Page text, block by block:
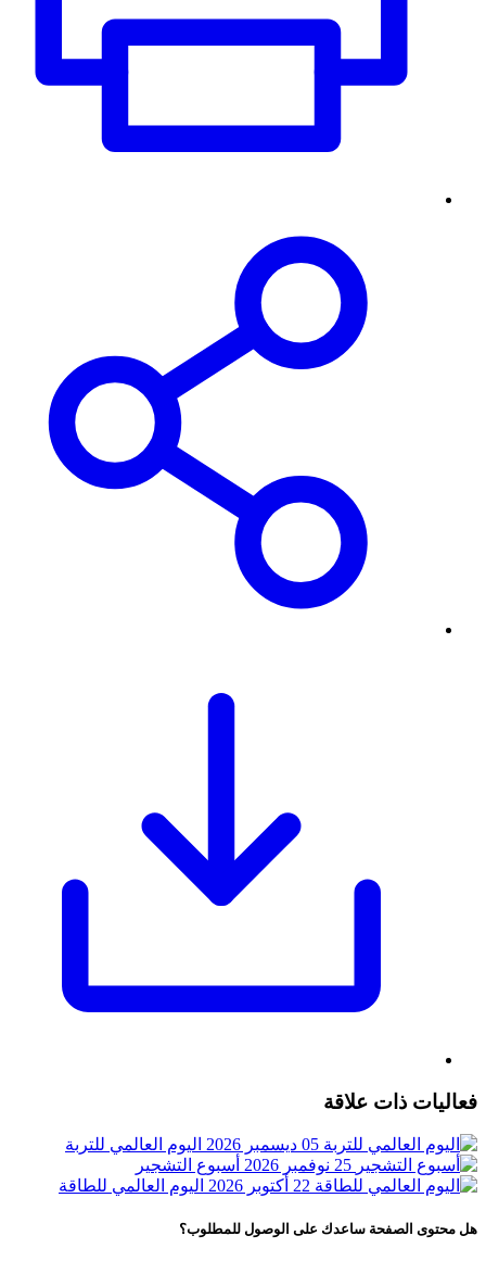
فعاليات ذات علاقة
05 ديسمبر 2026
اليوم العالمي للتربة
25 نوفمبر 2026
أسبوع التشجير
22 أكتوبر 2026
اليوم العالمي للطاقة
هل محتوى الصفحة ساعدك على الوصول للمطلوب؟